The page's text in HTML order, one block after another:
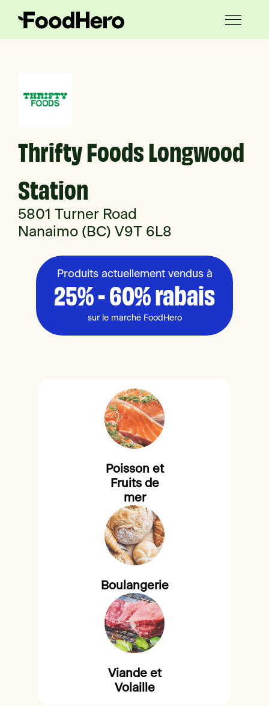
Thrifty Foods Longwood
Station
5801 Turner Road
Nanaimo (BC) V9T 6L8
Produits actuellement vendus à
25% - 60% rabais
sur le marché FoodHero
Poisson et
Fruits de
mer
Boulangerie
Viande et
Volaille